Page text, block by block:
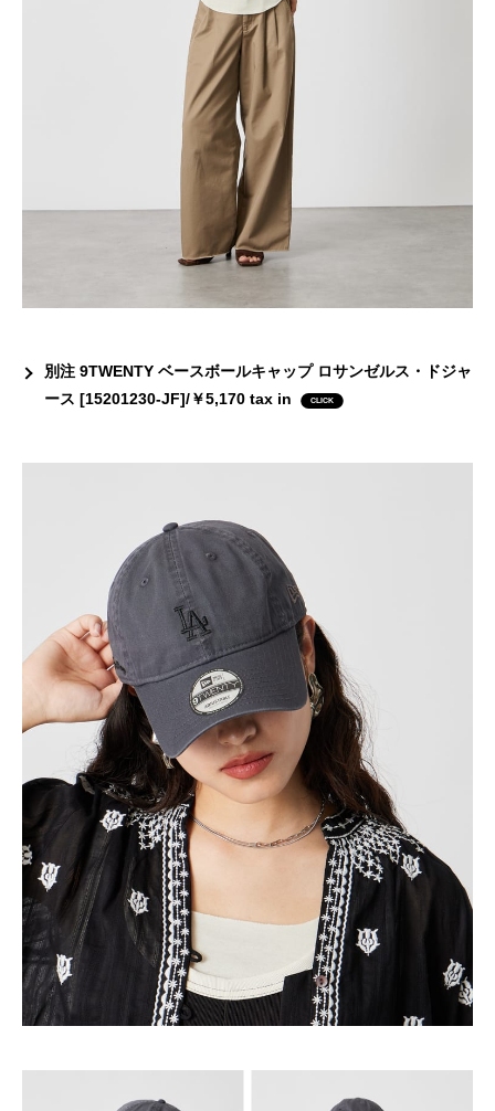
別注 9TWENTY ベースボールキャップ ロサンゼルス・ドジャ
ース [15201230-JF]/￥5,170 tax in